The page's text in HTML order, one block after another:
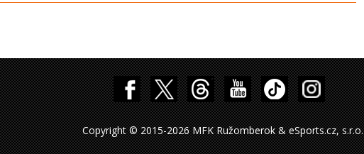
Copyright © 2015-2026 MFK Ružomberok & eSports.cz, s.r.o.